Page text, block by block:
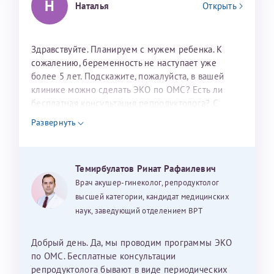
Александра
Хотелось бы выразить благодарность Темирбулатову
Ринату Рафаильевичу. Словами не описать, на сколько
мы ему благодарны. Благодаря ему мы стали
исполнилось вчера пол года. Ринат Рафаильевич
волшебник, который исполнил нашу очень давнюю
мечту. Забеременеть не получалось на протяжении
Н Наталья Открыть
Здравствуйте. Планируем с мужем ребенка. К
сожалению, беременность не наступает уже
более 5 лет. Подскажите, пожалуйста, в вашей
клинике можно сделать ЭКО по ОМС? Есть ли
бесплатная консультация репродуктолога? С
уважением, Наталья Баранова.
Развернуть
Темирбулатов Ринат Рафаилевич
Врач акушер-гинеколог, репродуктолог
высшей категории, кандидат медицинских
наук, заведующий отделением ВРТ
Добрый день. Да, мы проводим программы ЭКО
по ОМС. Бесплатные консультации
репродуктолога бывают в виде периодических
налогоплательщика* (основной разворот с фотографией,